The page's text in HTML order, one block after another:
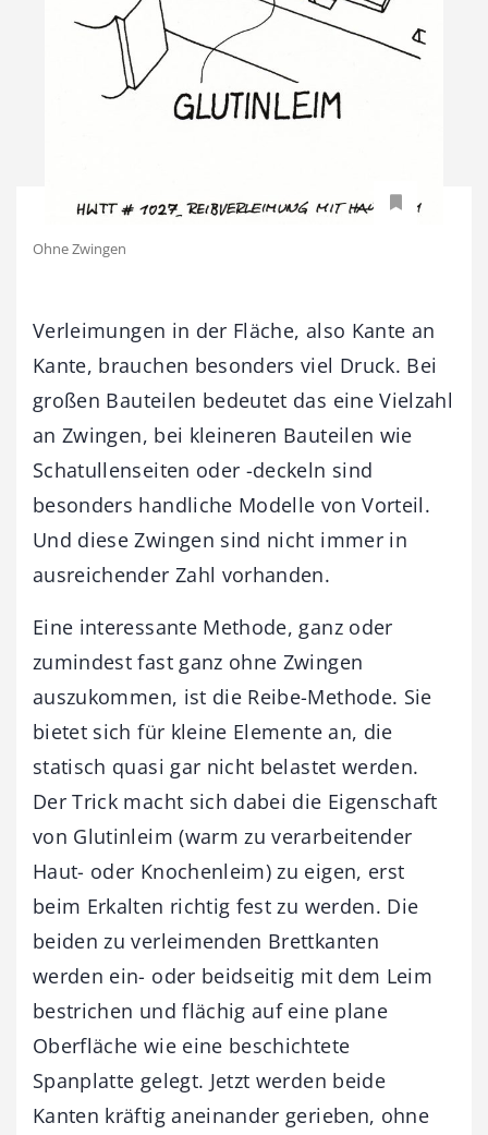
Ohne Zwingen
Verleimungen in der Fläche, also Kante an
Kante, brauchen besonders viel Druck. Bei
großen Bauteilen bedeutet das eine Vielzahl
an Zwingen, bei kleineren Bauteilen wie
Schatullenseiten oder -deckeln sind
besonders handliche Modelle von Vorteil.
Und diese Zwingen sind nicht immer in
ausreichender Zahl vorhanden.
Eine interessante Methode, ganz oder
zumindest fast ganz ohne Zwingen
auszukommen, ist die Reibe-Methode. Sie
bietet sich für kleine Elemente an, die
statisch quasi gar nicht belastet werden.
Der Trick macht sich dabei die Eigenschaft
von Glutinleim (warm zu verarbeitender
Haut- oder Knochenleim) zu eigen, erst
beim Erkalten richtig fest zu werden. Die
beiden zu verleimenden Brettkanten
werden ein- oder beidseitig mit dem Leim
bestrichen und flächig auf eine plane
Oberfläche wie eine beschichtete
Spanplatte gelegt. Jetzt werden beide
Kanten kräftig aneinander gerieben, ohne